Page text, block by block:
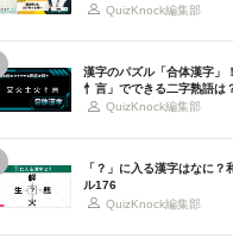
QuizKnock編集部
漢字のパズル「合体漢字」
忄言」でできる二字熟語は
QuizKnock編集部
「？」に入る漢字はなに？
ル176
QuizKnock編集部